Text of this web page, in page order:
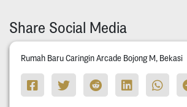
Share Social Media
Rumah Baru Caringin Arcade Bojong M, Bekasi